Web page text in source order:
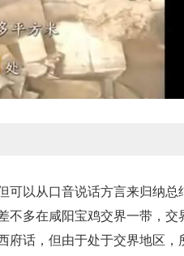
可以从口音说话方言来归纳总
不多在咸阳宝鸡交界一带，交
府话，但由于处于交界地区，